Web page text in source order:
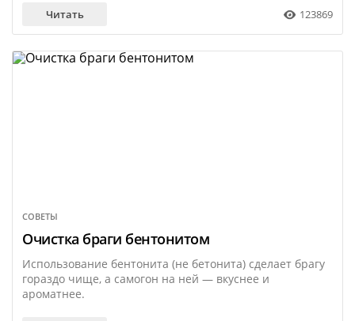
виноградная и многие другие.
Читать 123869
СОВЕТЫ
Очистка браги бентонитом
Использование бентонита (не бетонита) сделает брагу
гораздо чище, а самогон на ней — вкуснее и
ароматнее.